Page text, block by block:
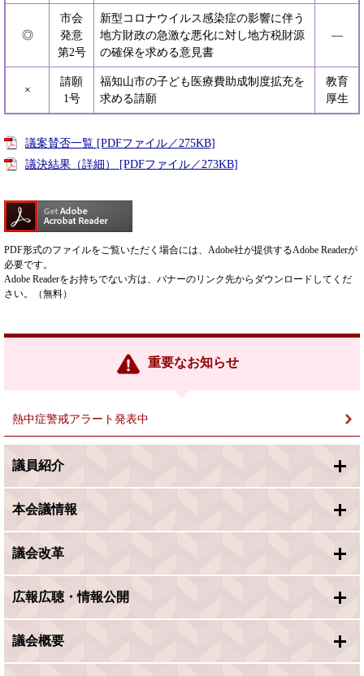
◎
市会
発意
第2号
新型コロナウイルス感染症の影響に伴う
地方財政の急激な悪化に対し地方税財源
の確保を求める意見書
―
×
請願
1号
福知山市の子ども医療費助成制度拡充を
求める請願
教育
厚生
議案賛否一覧 [PDFファイル／275KB]
議決結果（詳細） [PDFファイル／273KB]
PDF形式のファイルをご覧いただく場合には、Adobe社が提供するAdobe Readerが
必要です。
Adobe Readerをお持ちでない方は、バナーのリンク先からダウンロードしてくだ
さい。（無料）
重要なお知らせ
熱中症警戒アラート発表中
議員紹介
本会議情報
議会改革
広報広聴・情報公開
議会概要